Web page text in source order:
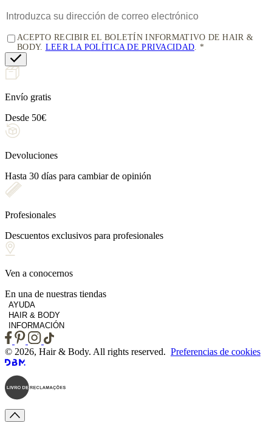
ACEPTO RECIBIR EL BOLETÍN INFORMATIVO DE HAIR &
BODY. LEER LA POLÍTICA DE PRIVACIDAD
Envío gratis
Desde 50€
Devoluciones
Hasta 30 días para cambiar de opinión
Profesionales
Descuentos exclusivos para profesionales
Ven a conocernos
En una de nuestras tiendas
AYUDA
HAIR & BODY
INFORMACIÓN
© 2026, Hair & Body. All rights reserved. Preferencias de cookies